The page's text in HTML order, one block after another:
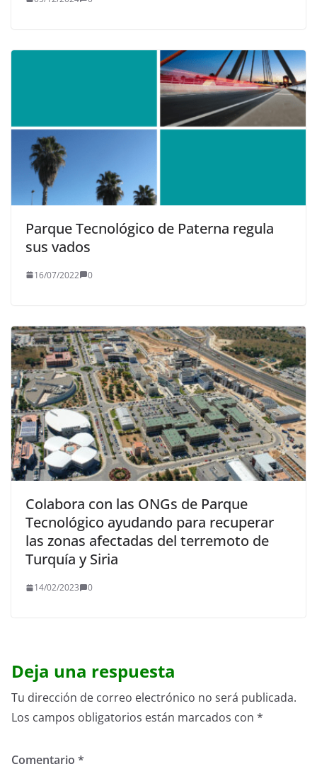
Parque Tecnológico de Paterna regula
sus vados
16/07/2022 0
Colabora con las ONGs de Parque
Tecnológico ayudando para recuperar
las zonas afectadas del terremoto de
Turquía y Siria
14/02/2023 0
Deja una respuesta
Tu dirección de correo electrónico no será publicada.
Los campos obligatorios están marcados con *
Comentario *